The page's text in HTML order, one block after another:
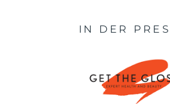
IN DER